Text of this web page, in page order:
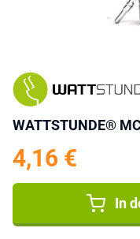
WATTSTUNDE®
4,16 €
In